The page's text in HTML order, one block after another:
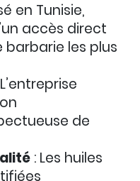
en Tunisie,
accès direct
les plus
de
: Les huiles